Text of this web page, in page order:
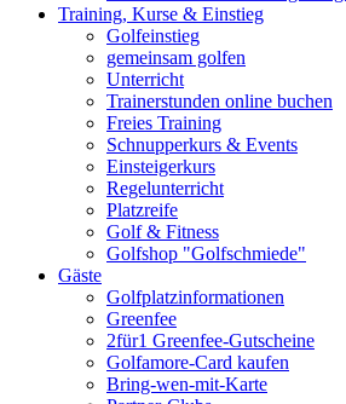
Training, Kurse & Einstieg
Golfeinstieg
gemeinsam golfen
Unterricht
Trainerstunden online buchen
Freies Training
Schnupperkurs & Events
Einsteigerkurs
Regelunterricht
Platzreife
Golf & Fitness
Golfshop "Golfschmiede"
Gäste
Golfplatzinformationen
Greenfee
2für1 Greenfee-Gutscheine
Golfamore-Card kaufen
Bring-wen-mit-Karte